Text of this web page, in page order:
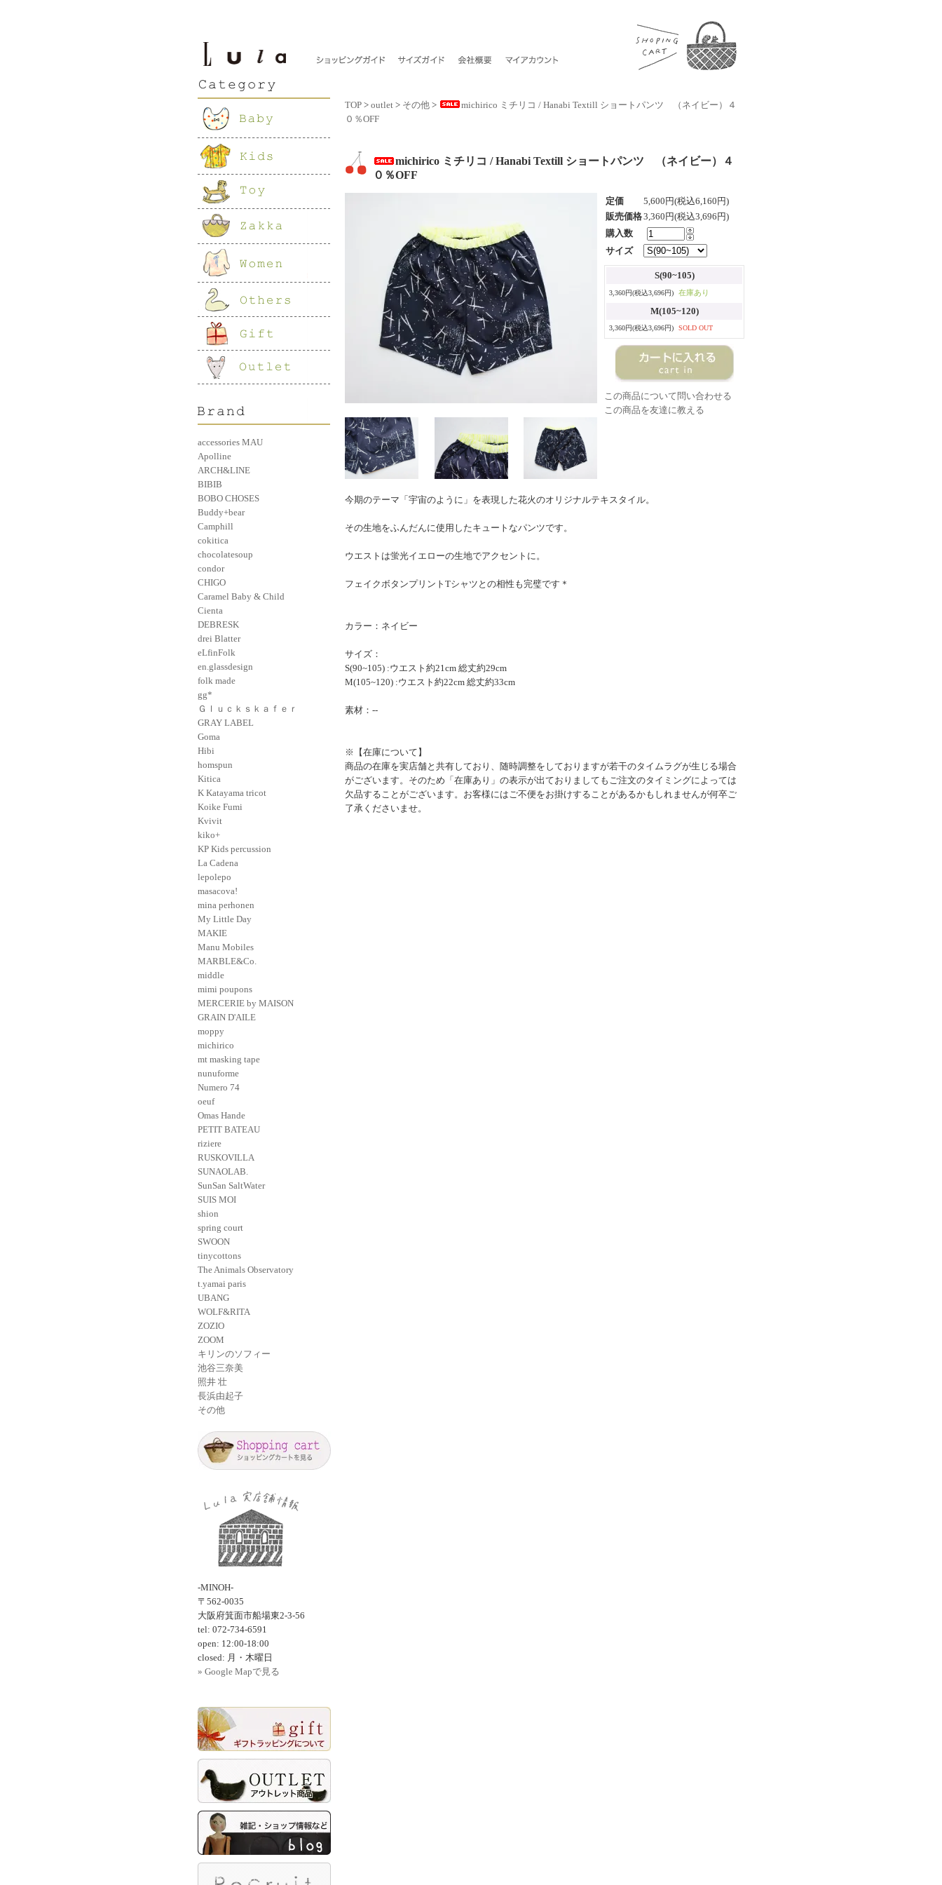
accessories MAU
Apolline
ARCH&LINE
BIBIB
BOBO CHOSES
Buddy+bear
Camphill
cokitica
chocolatesoup
condor
CHIGO
Caramel Baby & Child
Cienta
DEBRESK
drei Blatter
eLfinFolk
en.glassdesign
folk made
gg*
Ｇｌｕｃｋｓｋａｆｅｒ
GRAY LABEL
Goma
Hibi
homspun
Kitica
K Katayama tricot
Koike Fumi
Kvivit
kiko+
KP Kids percussion
La Cadena
lepolepo
masacova!
mina perhonen
My Little Day
MAKIE
Manu Mobiles
MARBLE&Co.
middle
mimi poupons
MERCERIE by MAISON
GRAIN D'AILE
moppy
michirico
mt masking tape
nunuforme
Numero 74
oeuf
Omas Hande
PETIT BATEAU
riziere
RUSKOVILLA
SUNAOLAB.
SunSan SaltWater
SUIS MOI
shion
spring court
SWOON
tinycottons
The Animals Observatory
t.yamai paris
UBANG
WOLF&RITA
ZOZIO
ZOOM
キリンのソフィー
池谷三奈美
照井 壮
長浜由起子
その他
-MINOH-
〒562-0035
大阪府箕面市船場東2-3-56
tel: 072-734-6591
open: 12:00-18:00
closed: 月・木曜日
» Google Mapで見る
TOP > outlet > その他 >
michirico ミチリコ / Hanabi Textill ショートパンツ （ネイビー）４
０％OFF
michirico ミチリコ / Hanabi Textill ショートパンツ （ネイビー）４
０％OFF
定価
5,600円(税込6,160円)
販売価格3,360円(税込3,696円)
購入数
サイズ
S(90~105)
3,360円(税込3,696円) 在庫あり
M(105~120)
3,360円(税込3,696円) SOLD OUT
この商品について問い合わせる
この商品を友達に教える
今期のテーマ「宇宙のように」を表現した花火のオリジナルテキスタイル。
その生地をふんだんに使用したキュートなパンツです。
ウエストは蛍光イエローの生地でアクセントに。
フェイクボタンプリントTシャツとの相性も完璧です＊
カラー：ネイビー
サイズ：
S(90~105) :ウエスト約21cm 総丈約29cm
M(105~120) :ウエスト約22cm 総丈約33cm
素材：--
※【在庫について】
商品の在庫を実店舗と共有しており、随時調整をしておりますが若干のタイムラグが生じる場合
がございます。そのため「在庫あり」の表示が出ておりましてもご注文のタイミングによっては
欠品することがございます。お客様にはご不便をお掛けすることがあるかもしれませんが何卒ご
了承くださいませ。